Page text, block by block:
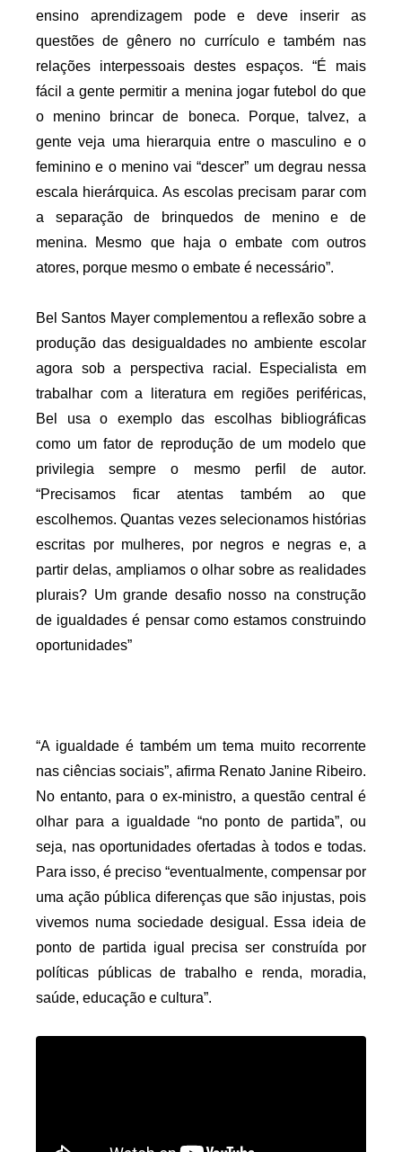
ensino aprendizagem pode e deve inserir as
questões de gênero no currículo e também nas
relações interpessoais destes espaços. “É mais
fácil a gente permitir a menina jogar futebol do que
o menino brincar de boneca. Porque, talvez, a
gente veja uma hierarquia entre o masculino e o
feminino e o menino vai “descer” um degrau nessa
escala hierárquica. As escolas precisam parar com
a separação de brinquedos de menino e de
menina. Mesmo que haja o embate com outros
atores, porque mesmo o embate é necessário”.
Bel Santos Mayer complementou a reflexão sobre a
produção das desigualdades no ambiente escolar
agora sob a perspectiva racial. Especialista em
trabalhar com a literatura em regiões periféricas,
Bel usa o exemplo das escolhas bibliográficas
como um fator de reprodução de um modelo que
privilegia sempre o mesmo perfil de autor.
“Precisamos ficar atentas também ao que
escolhemos. Quantas vezes selecionamos histórias
escritas por mulheres, por negros e negras e, a
partir delas, ampliamos o olhar sobre as realidades
plurais? Um grande desafio nosso na construção
de igualdades é pensar como estamos construindo
oportunidades”
“A igualdade é também um tema muito recorrente
nas ciências sociais”, afirma Renato Janine Ribeiro.
No entanto, para o ex-ministro, a questão central é
olhar para a igualdade “no ponto de partida”, ou
seja, nas oportunidades ofertadas à todos e todas.
Para isso, é preciso “eventualmente, compensar por
uma ação pública diferenças que são injustas, pois
vivemos numa sociedade desigual. Essa ideia de
ponto de partida igual precisa ser construída por
políticas públicas de trabalho e renda, moradia,
saúde, educação e cultura”.